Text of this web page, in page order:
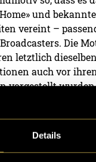
Details
und
vereint –
Die
letztlich
auch vor
vorgestellt